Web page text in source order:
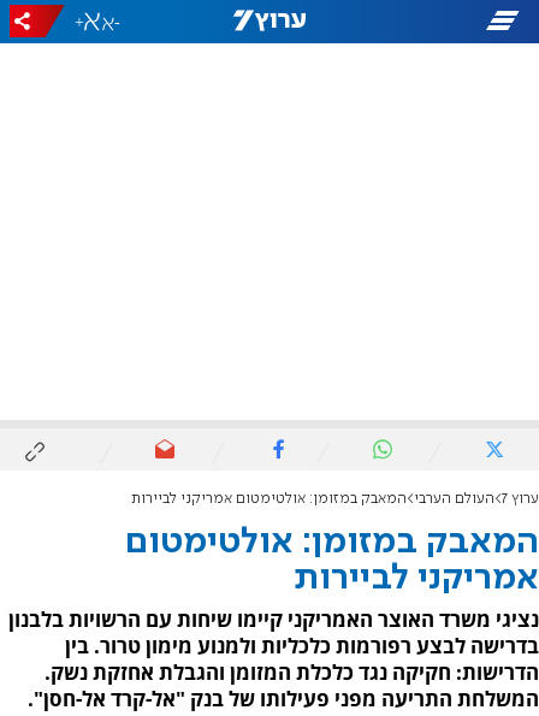
-
+
ערוץ 7 העולם הערבי המאבק במזומן: אולטימטום אמריקני לביירות
המאבק במזומן: אולטימטום
אמריקני לביירות
נציגי משרד האוצר האמריקני קיימו שיחות עם הרשויות בלבנון
בדרישה לבצע רפורמות כלכליות ולמנוע מימון טרור. בין
הדרישות: חקיקה נגד כלכלת המזומן והגבלת אחזקת נשק.
המשלחת התריעה מפני פעילותו של בנק "אל-קרד אל-חסן".